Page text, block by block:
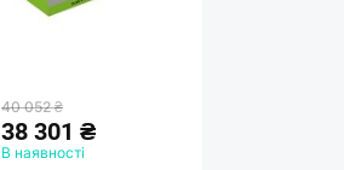
40 052 ₴
38 301 ₴
В наявності